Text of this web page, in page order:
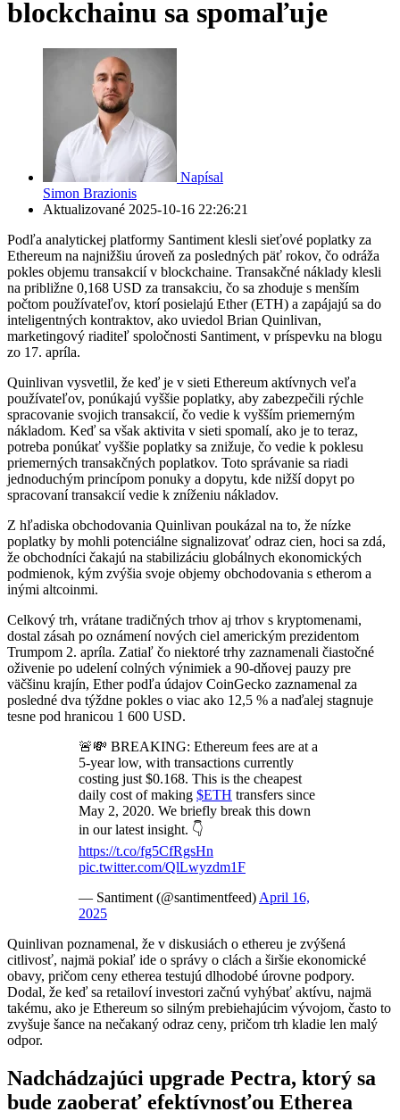
blockchainu sa spomaľuje
Napísal
Simon Brazionis
Aktualizované 2025-10-16 22:26:21
Podľa analytickej platformy Santiment klesli sieťové poplatky za
Ethereum na najnižšiu úroveň za posledných päť rokov, čo odráža
pokles objemu transakcií v blockchaine. Transakčné náklady klesli
na približne 0,168 USD za transakciu, čo sa zhoduje s menším
počtom používateľov, ktorí posielajú Ether (ETH) a zapájajú sa do
inteligentných kontraktov, ako uviedol Brian Quinlivan,
marketingový riaditeľ spoločnosti Santiment, v príspevku na blogu
zo 17. apríla.
Quinlivan vysvetlil, že keď je v sieti Ethereum aktívnych veľa
používateľov, ponúkajú vyššie poplatky, aby zabezpečili rýchle
spracovanie svojich transakcií, čo vedie k vyšším priemerným
nákladom. Keď sa však aktivita v sieti spomalí, ako je to teraz,
potreba ponúkať vyššie poplatky sa znižuje, čo vedie k poklesu
priemerných transakčných poplatkov. Toto správanie sa riadi
jednoduchým princípom ponuky a dopytu, kde nižší dopyt po
spracovaní transakcií vedie k zníženiu nákladov.
Z hľadiska obchodovania Quinlivan poukázal na to, že nízke
poplatky by mohli potenciálne signalizovať odraz cien, hoci sa zdá,
že obchodníci čakajú na stabilizáciu globálnych ekonomických
podmienok, kým zvýšia svoje objemy obchodovania s etherom a
inými altcoinmi.
Celkový trh, vrátane tradičných trhov aj trhov s kryptomenami,
dostal zásah po oznámení nových ciel americkým prezidentom
Trumpom 2. apríla. Zatiaľ čo niektoré trhy zaznamenali čiastočné
oživenie po udelení colných výnimiek a 90-dňovej pauzy pre
väčšinu krajín, Ether podľa údajov CoinGecko zaznamenal za
posledné dva týždne pokles o viac ako 12,5 % a naďalej stagnuje
tesne pod hranicou 1 600 USD.
🚨💸 BREAKING: Ethereum fees are at a
5-year low, with transactions currently
costing just $0.168. This is the cheapest
daily cost of making $ETH transfers since
May 2, 2020. We briefly break this down
in our latest insight. 👇
https://t.co/fg5CfRgsHn
pic.twitter.com/QlLwyzdm1F
— Santiment (@santimentfeed) April 16,
2025
Quinlivan poznamenal, že v diskusiách o ethereu je zvýšená
citlivosť, najmä pokiaľ ide o správy o clách a širšie ekonomické
obavy, pričom ceny etherea testujú dlhodobé úrovne podpory.
Dodal, že keď sa retailoví investori začnú vyhýbať aktívu, najmä
takému, ako je Ethereum so silným prebiehajúcim vývojom, často to
zvyšuje šance na nečakaný odraz ceny, pričom trh kladie len malý
odpor.
Nadchádzajúci upgrade Pectra, ktorý sa
bude zaoberať efektívnosťou Etherea